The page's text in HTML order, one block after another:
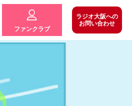
ファンクラブ
ラジオ大阪への
お問い合わせ